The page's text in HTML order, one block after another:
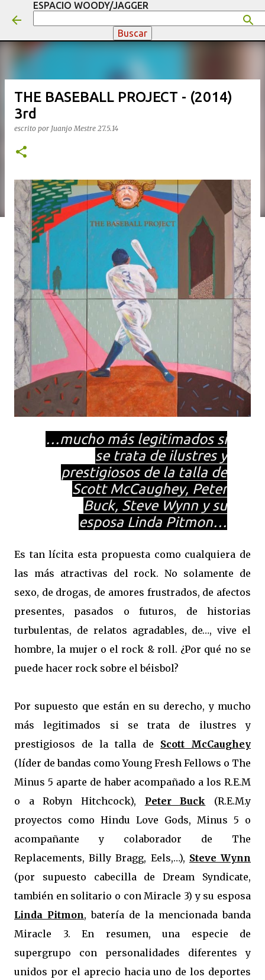
Ir al contenido principal
ESPACIO WOODY/JAGGER
THE BASEBALL PROJECT - (2014)
3rd
escrito por Juanjo Mestre 27.5.14
…mucho más legitimados si
se trata de ilustres y
prestigiosos de la talla de
Scott McCaughey, Peter
Buck, Steve Wynn y su
esposa Linda Pitmon…
Es tan lícita esta propuesta como cualquiera de
las más atractivas del rock. No solamente de
sexo, de drogas, de amores frustrados, de afectos
presentes, pasados o futuros, de historias
turbulentas, de relatos agradables, de…, vive el
hombre, la mujer o el rock & roll. ¿Por qué no se
puede hacer rock sobre el béisbol?
Por supuesto que están en su derecho, y mucho
más legitimados si se trata de ilustres y
prestigiosos de la talla de Scott McCaughey
(líder de bandas como Young Fresh Fellows o The
Minus 5 aparte de haber acompañado a los R.E.M
o a Robyn Hitchcock), Peter Buck (R.E.M.y
proyectos como Hindu Love Gods, Minus 5 o
acompañante y colaborador de The
Replacements, Billy Bragg, Eels,…), Steve Wynn
(por supuesto cabecilla de Dream Syndicate,
también en solitario o con Miracle 3) y su esposa
Linda Pitmon, batería de la mencionada banda
Miracle 3. En resumen, una especie de
supergrupo con personalidades diferentes y
unidos por el aprecio hacia uno de los deportes